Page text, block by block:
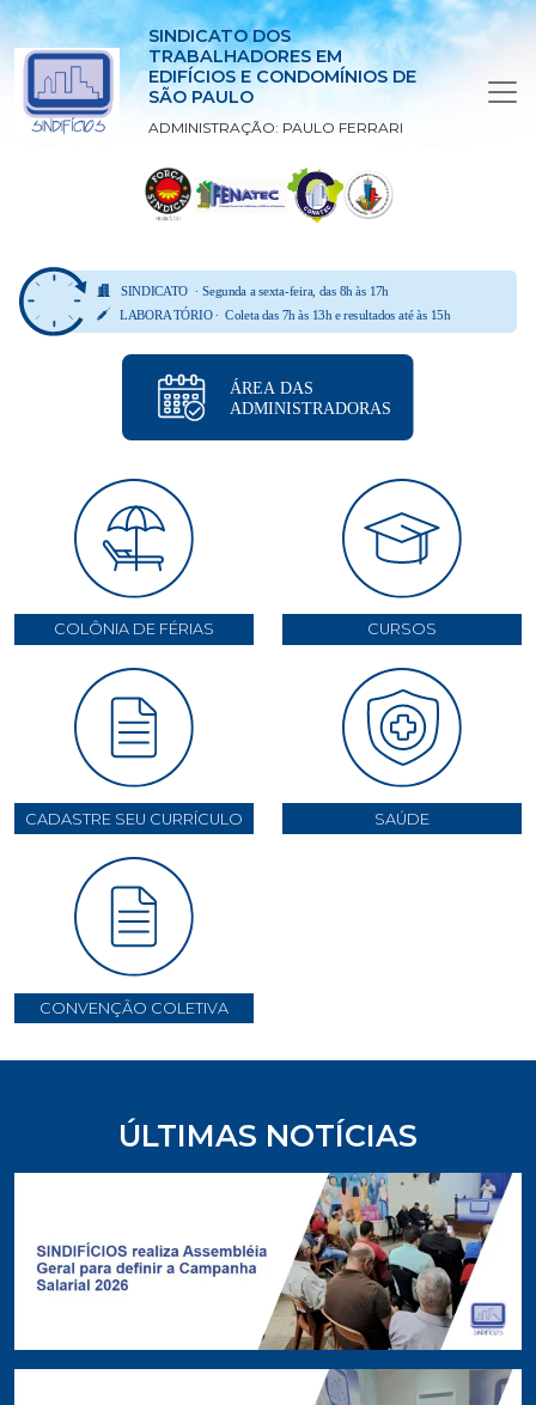
SINDICATO DOS
TRABALHADORES EM
EDIFÍCIOS E CONDOMÍNIOS DE
SÃO PAULO
ADMINISTRAÇÃO: PAULO FERRARI
COLÔNIA DE FÉRIAS CURSOS
CADASTRE SEU CURRÍCULO SAÚDE
CONVENÇÃO COLETIVA
ÚLTIMAS NOTÍCIAS